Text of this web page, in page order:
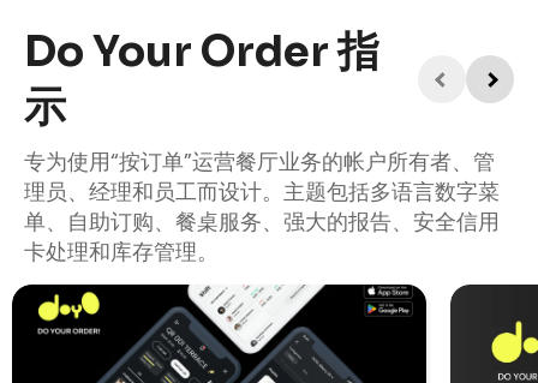
Do Your Order 指
示
专为使用“按订单”运营餐厅业务的帐户所有者、管
理员、经理和员工而设计。主题包括多语言数字菜
单、自助订购、餐桌服务、强大的报告、安全信用
卡处理和库存管理。